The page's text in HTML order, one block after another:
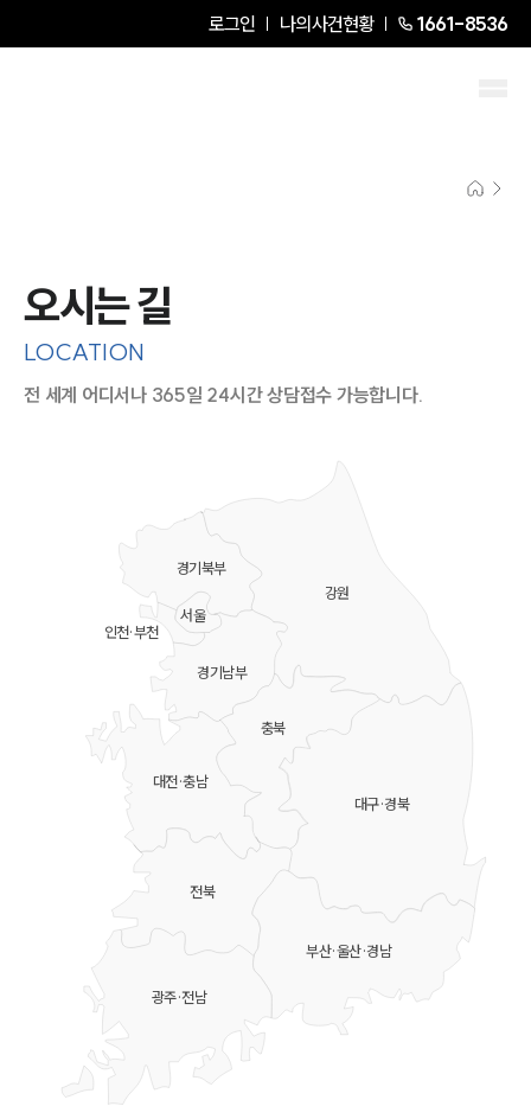
로그인 나의사건현황 1661-8536
오시는 길
LOCATION
전 세계 어디서나 365일 24시간 상담접수 가능합니다.
강원
충북
대전·충남
대구·경북
부산·울산·경남
전북
광주·전남
경기북부
경기남부
서울
인천·부천